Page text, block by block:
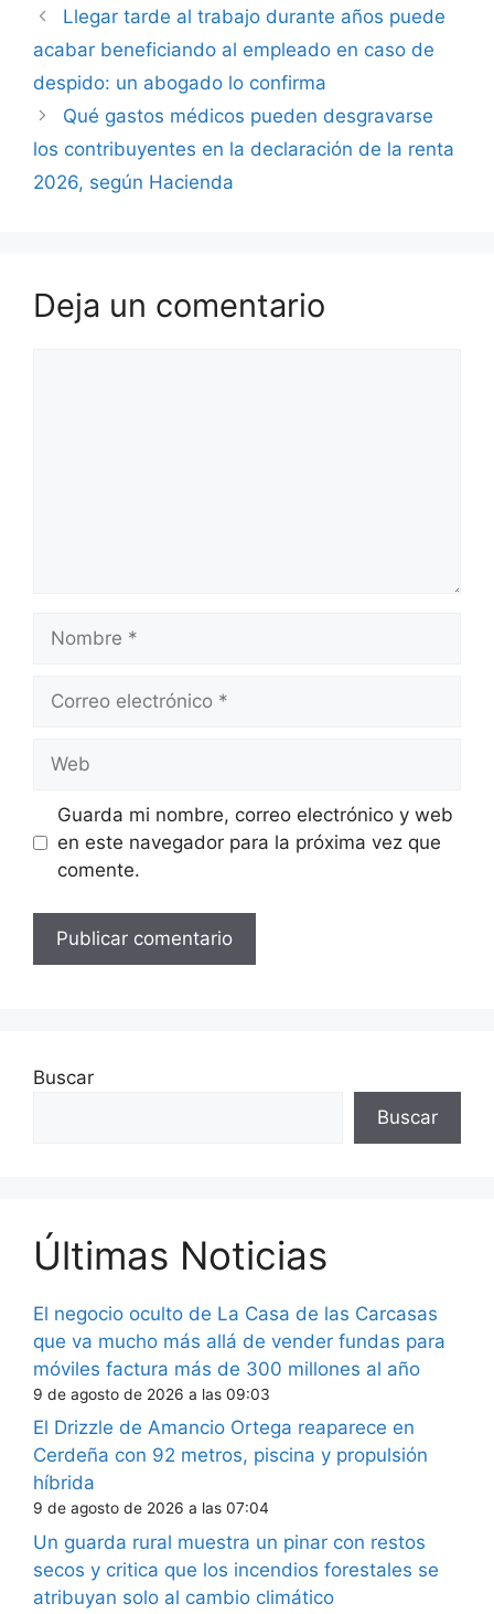
Llegar tarde al trabajo durante años puede
acabar beneficiando al empleado en caso de
despido: un abogado lo confirma
Qué gastos médicos pueden desgravarse
los contribuyentes en la declaración de la renta
2026, según Hacienda
Deja un comentario
Nombre
Correo
Web
Guarda mi nombre, correo electrónico y web
en este navegador para la próxima vez que
comente.
Buscar
Buscar
Últimas Noticias
El negocio oculto de La Casa de las Carcasas
que va mucho más allá de vender fundas para
móviles factura más de 300 millones al año
9 de agosto de 2026 a las 09:03
El Drizzle de Amancio Ortega reaparece en
Cerdeña con 92 metros, piscina y propulsión
híbrida
9 de agosto de 2026 a las 07:04
Un guarda rural muestra un pinar con restos
secos y critica que los incendios forestales se
atribuyan solo al cambio climático